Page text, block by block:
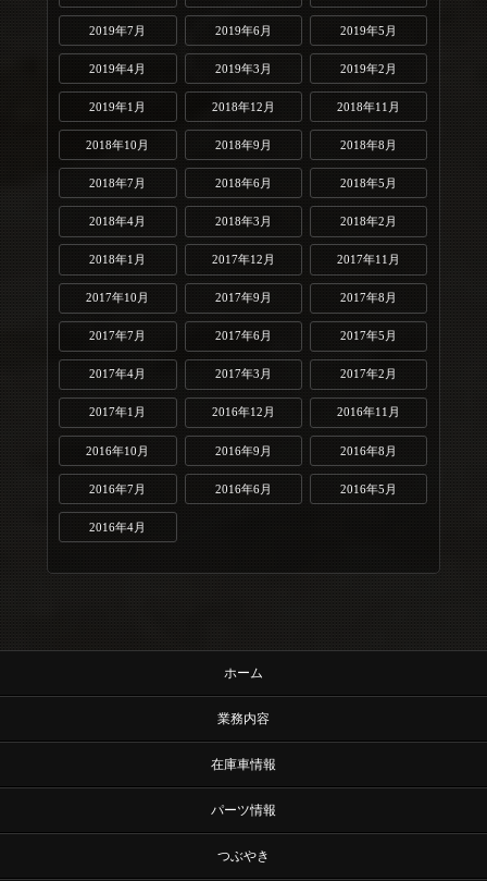
2019年7月 2019年6月 2019年5月
2019年4月 2019年3月 2019年2月
2019年1月 2018年12月 2018年11月
2018年10月 2018年9月 2018年8月
2018年7月 2018年6月 2018年5月
2018年4月 2018年3月 2018年2月
2018年1月 2017年12月 2017年11月
2017年10月 2017年9月 2017年8月
2017年7月 2017年6月 2017年5月
2017年4月 2017年3月 2017年2月
2017年1月 2016年12月 2016年11月
2016年10月 2016年9月 2016年8月
2016年7月 2016年6月 2016年5月
2016年4月
ホーム
業務内容
在庫車情報
パーツ情報
つぶやき